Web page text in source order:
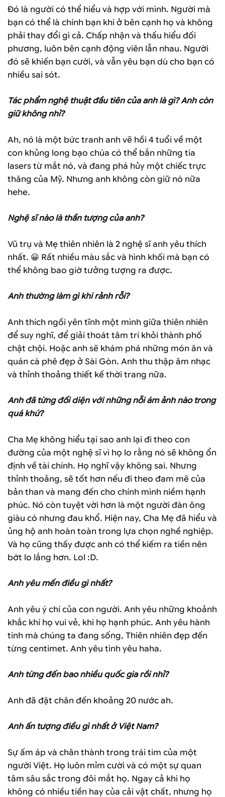
Đó là người có thể hiểu và hợp với mình. Người mà
bạn có thể là chính bạn khi ở bên cạnh họ và không
phải thay đổi gì cả. Chấp nhận và thấu hiểu đối
phương, luôn bên cạnh động viên lẫn nhau. Người
đó sẽ khiến bạn cười, và vẫn yêu bạn dù cho bạn có
nhiều sai sót.
Tác phẩm nghệ thuật đầu tiên của anh là gì? Anh còn
giữ không nhỉ?
Ah, nó là một bức tranh anh vẽ hồi 4 tuổi về một
con khủng long bạo chúa có thể bắn những tia
lasers từ mắt nó, và đang phá hủy một chiếc trực
thăng của Mỹ. Nhưng anh không còn giữ nó nữa
hehe.
Nghệ sĩ nào là thần tượng của anh?
Vũ trụ và Mẹ thiên nhiên là 2 nghệ sĩ anh yêu thích
nhất. 😀 Rất nhiều màu sắc và hình khối mà bạn có
thể không bao giờ tưởng tượng ra được.
Anh thường làm gì khi rảnh rỗi?
Anh thích ngồi yên tĩnh một mình giữa thiên nhiên
để suy nghĩ, để giải thoát tâm trí khỏi thành phố
chật chội. Hoặc anh sẽ khám phá những món ăn và
quán cà phê đẹp ở Sài Gòn. Anh thu thập âm nhạc
và thỉnh thoảng thiết kế thời trang nữa.
Anh đã từng đối diện với những nỗi ám ảnh nào trong
quá khứ?
Cha Mẹ không hiểu tại sao anh lại đi theo con
đường của một nghệ sĩ vì họ lo rằng nó sẽ không ổn
định về tài chính. Họ nghĩ vậy không sai. Nhưng
thỉnh thoảng, sẽ tốt hơn nếu đi theo đam mê của
bản than và mang đến cho chính mình niềm hạnh
phúc. Nó còn tuyệt vời hơn là một người đàn ông
giàu có nhưng đau khổ. Hiện nay, Cha Mẹ đã hiểu và
ủng hộ anh hoàn toàn trong lựa chọn nghề nghiệp.
Và họ cũng thấy được anh có thể kiếm ra tiền nên
bớt lo lắng hơn. Lol :D.
Anh yêu mến điều gì nhất?
Anh yêu ý chí của con người. Anh yêu những khoảnh
khắc khi họ vui vẻ, khi họ hạnh phúc. Anh yêu hành
tinh mà chúng ta đang sống, Thiên nhiên đẹp đến
từng centimet. Anh yêu tình yêu haha.
Anh từng đến bao nhiều quốc gia rồi nhỉ?
Anh đã đặt chân đến khoảng 20 nước ah.
Anh ấn tượng điều gì nhất ở Việt Nam?
Sự ấm áp và chân thành trong trái tim của một
người Việt. Họ luôn mỉm cười và có một sự quan
tâm sâu sắc trong đôi mắt họ. Ngay cả khi họ
không có nhiều tiền hay của cải vật chất, nhưng họ